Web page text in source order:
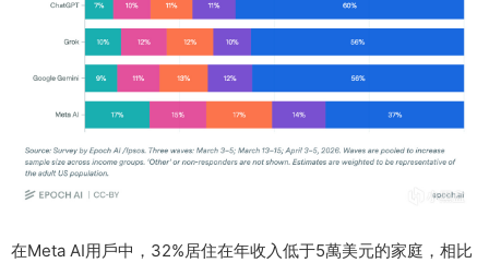
在Meta AI用戶中，32%居住在年收入低于5萬美元的家庭，相比